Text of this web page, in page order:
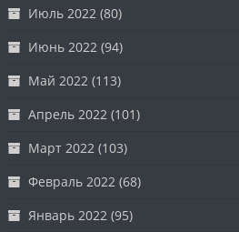
Июль 2022 (80)
Июнь 2022 (94)
Май 2022 (113)
Апрель 2022 (101)
Март 2022 (103)
Февраль 2022 (68)
Январь 2022 (95)